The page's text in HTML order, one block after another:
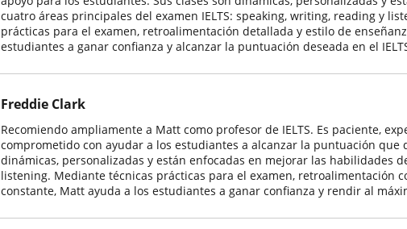
cuatro áreas principales del examen IELTS: speaking, writing, reading y
prácticas para el examen, retroalimentación detallada y estilo de
estudiantes a ganar confianza y alcanzar la puntuación deseada en el
Freddie Clark
Recomiendo ampliamente a Matt como profesor de IELTS. Es paciente,
comprometido con ayudar a los estudiantes a alcanzar la puntuación que
dinámicas, personalizadas y están enfocadas en mejorar las habilidades
listening. Mediante técnicas prácticas para el examen, retroalimentación
constante, Matt ayuda a los estudiantes a ganar confianza y rendir al